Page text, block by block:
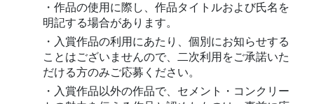
・作品の使用に際し、作品タイトルおよび氏名を
明記する場合があります。
・入賞作品の利用にあたり、個別にお知らせする
ことはございませんので、二次利用をご承諾いた
だける方のみご応募ください。
・入賞作品以外の作品で、セメント・コンクリー